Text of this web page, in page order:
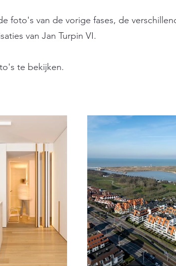
foto's van de vorige fases, de
van Jan Turpin VI.
te bekijken.